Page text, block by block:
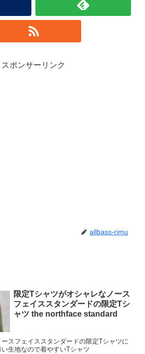
スポンサーリンク
allbass-rimu
限定Tシャツがオシャレなノース
フェイススタンダードの限定Tシ
ャツ the northface standard
スフェイススタンダードの限定Tシャツに
生地なので着やすいTシャツ